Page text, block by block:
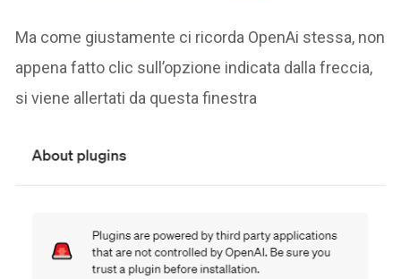
Ma come giustamente ci ricorda OpenAi stessa, non
appena fatto clic sull’opzione indicata dalla freccia,
si viene allertati da questa finestra